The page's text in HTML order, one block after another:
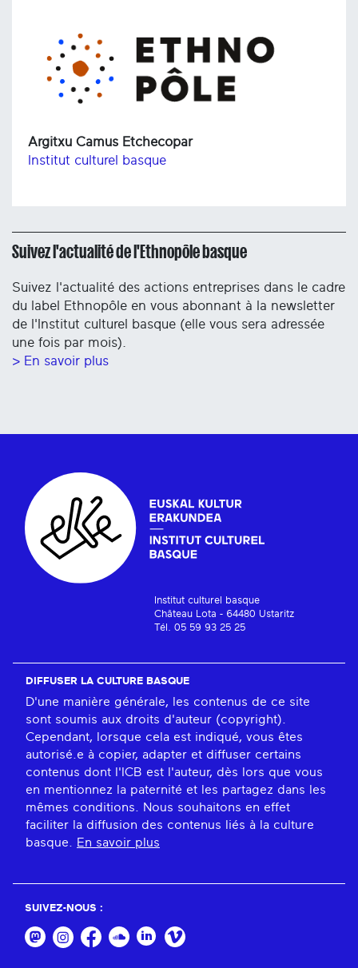
Argitxu Camus Etchecopar
Institut culturel basque
Suivez l'actualité de l'Ethnopôle basque
Suivez l'actualité des actions entreprises dans le cadre
du label Ethnopôle en vous abonnant à la newsletter
de l'Institut culturel basque (elle vous sera adressée
une fois par mois).
> En savoir plus
Institut culturel basque
Château Lota - 64480 Ustaritz
Tél. 05 59 93 25 25
DIFFUSER LA CULTURE BASQUE
D'une manière générale, les contenus de ce site
sont soumis aux droits d'auteur (copyright).
Cependant, lorsque cela est indiqué, vous êtes
autorisé.e à copier, adapter et diffuser certains
contenus dont l'ICB est l'auteur, dès lors que vous
en mentionnez la paternité et les partagez dans les
mêmes conditions. Nous souhaitons en effet
faciliter la diffusion des contenus liés à la culture
basque.
En savoir plus
SUIVEZ-NOUS :